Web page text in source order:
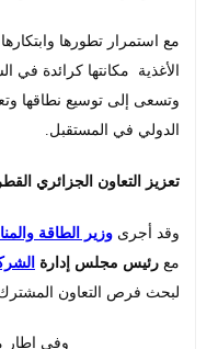
مع استمرار تطورها
الأغذية مكانتها كرائدة في
وتسعى إلى توسيع نطاقها
الدولي في المستقبل.
تعزيز التعاون الجزائري
وقد أجرى وزير الطاقة
مع رئيس مجلس إدارة
لبحث فرص التعاون
وفي إطار